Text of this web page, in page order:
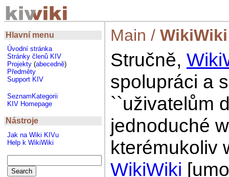
Hlavní menu
Úvodní stránka
Stránky členů KIV
Projekty (abecedně)
Předměty
Support KIV
SeznamKategorii
KIV Homepage
Nástroje
Jak na Wiki KIVu
Help k WikiWiki
Main / WikiWiki
Stručně,
spolupráci a
``uživatelům
jednoduché
kterémukoliv
WikiWiki